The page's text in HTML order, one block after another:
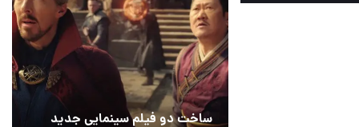
ساخت دو فیلم سینمایی جدید